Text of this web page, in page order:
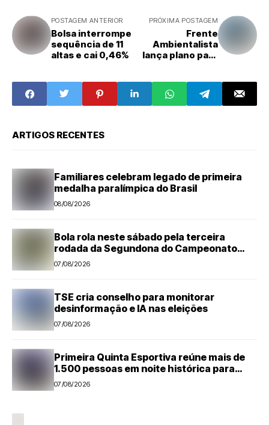
POSTAGEM ANTERIOR
Bolsa interrompe
sequência de 11
altas e cai 0,46%
PRÓXIMA POSTAGEM
Frente
Ambientalista
lança plano para
ARTIGOS RECENTES
Familiares celebram legado de primeira
medalha paralímpica do Brasil
08/08/2026
Bola rola neste sábado pela terceira
rodada da Segundona do Campeonato
Amador de Futebol
07/08/2026
TSE cria conselho para monitorar
desinformação e IA nas eleições
07/08/2026
Primeira Quinta Esportiva reúne mais de
1.500 pessoas em noite histórica para
Capivari
07/08/2026